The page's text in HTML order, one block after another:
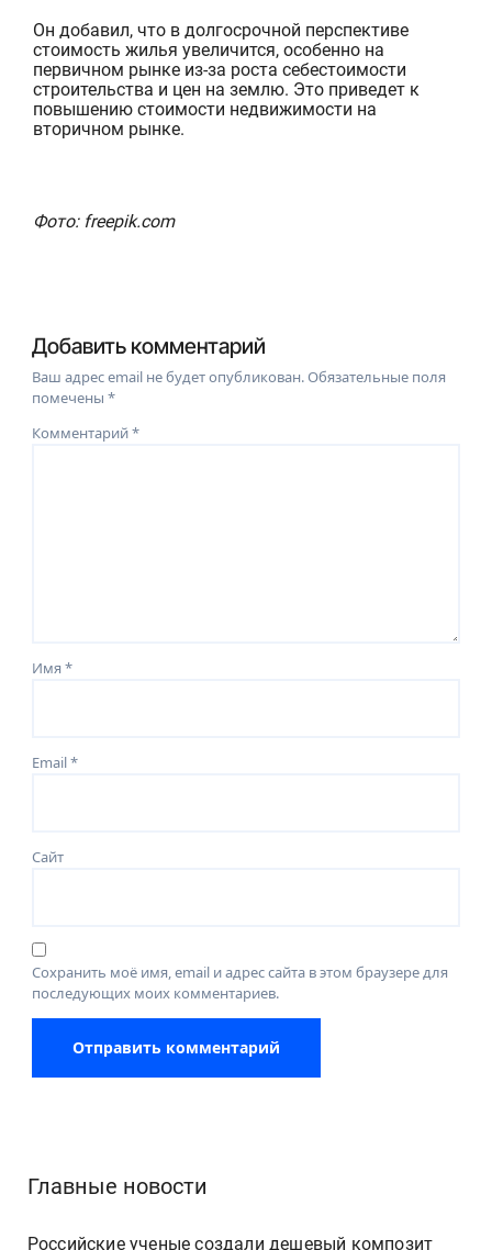
Он добавил, что в долгосрочной перспективе
стоимость жилья увеличится, особенно на
первичном рынке из-за роста себестоимости
строительства и цен на землю. Это приведет к
повышению стоимости недвижимости на
вторичном рынке.
Фото: freepik.com
Добавить комментарий
Ваш адрес email не будет опубликован.Обязательные поля
помечены*
Комментарий*
Имя*
Email*
Сайт
Сохранить моё имя, email и адрес сайта в этом браузере для
последующих моих комментариев.
Главные новости
Российские ученые создали дешевый композит